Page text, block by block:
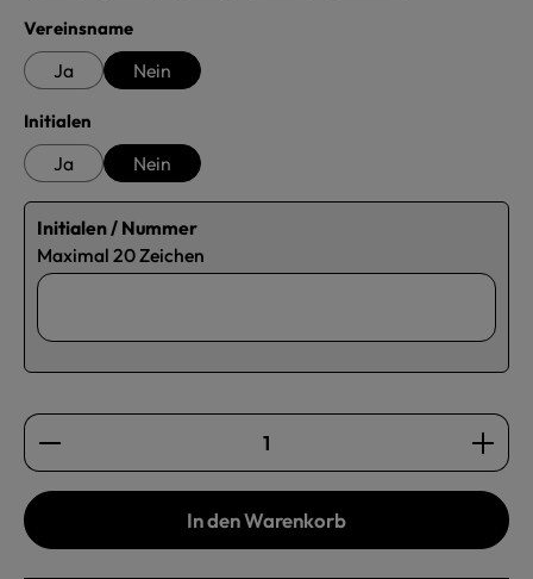
Vereinsnameauswählen
Ja Nein
Initialen
Ja Nein
Initialen / Nummer
Maximal 20 Zeichen
Produkt Anzahl: Gib den gewünschten Wert ein
In den Warenkorb